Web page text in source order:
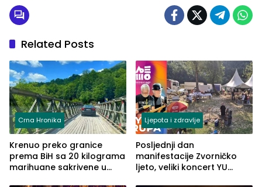
Related Posts
Crna Hronika
Krenuo preko granice
prema BiH sa 20 kilograma
marihuane sakrivene u
Ljepota i zdravlje
Posljednji dan
manifestacije Zvorničko
ljeto, veliki koncert YU